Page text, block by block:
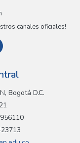
canales oficiales!
Bogotá D.C.